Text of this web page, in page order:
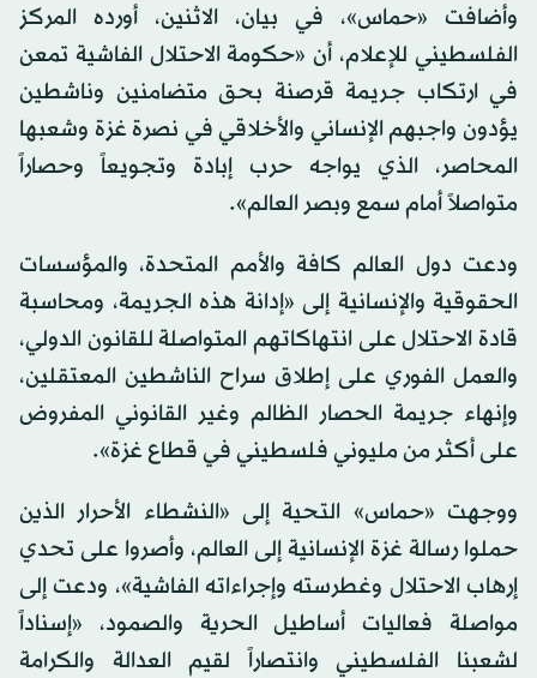
وأضافت «حماس»، في بيان، الاثنين، أورده المركز
الفلسطيني للإعلام، أن «حكومة الاحتلال الفاشية تمعن
في ارتكاب جريمة قرصنة بحق متضامنين وناشطين
يؤدون واجبهم الإنساني والأخلاقي في نصرة غزة وشعبها
المحاصر، الذي يواجه حرب إبادة وتجويعاً وحصاراً
متواصلاً أمام سمع وبصر العالم».
ودعت دول العالم كافة والأمم المتحدة، والمؤسسات
الحقوقية والإنسانية إلى «إدانة هذه الجريمة، ومحاسبة
قادة الاحتلال على انتهاكاتهم المتواصلة للقانون الدولي،
والعمل الفوري على إطلاق سراح الناشطين المعتقلين،
وإنهاء جريمة الحصار الظالم وغير القانوني المفروض
على أكثر من مليوني فلسطيني في قطاع غزة».
ووجهت «حماس» التحية إلى «النشطاء الأحرار الذين
حملوا رسالة غزة الإنسانية إلى العالم، وأصروا على تحدي
إرهاب الاحتلال وغطرسته وإجراءاته الفاشية»، ودعت إلى
مواصلة فعاليات أساطيل الحرية والصمود، «إسناداً
لشعبنا الفلسطيني وانتصاراً لقيم العدالة والكرامة